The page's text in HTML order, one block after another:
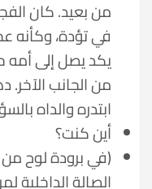
من بعيد. كان
في تؤدة، وكأنه
يكد يصل إلى أمه
من الجانب
ابتدره والداه
أين كنت؟
(في برودة لوح من
الصالة الداخلية